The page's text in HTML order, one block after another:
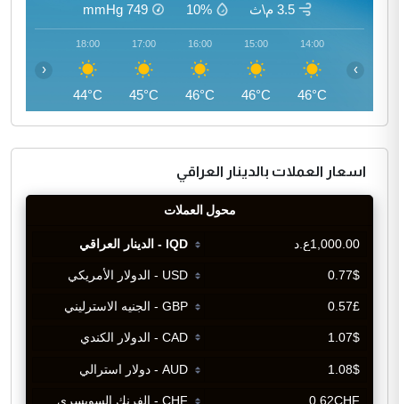
3.5 م\ث 10%
749
mmHg
14:00
46°C
15:00
46°C
16:00
46°C
17:00
45°C
18:00
44°C
‹ ›
اسعار العملات بالدينار العراقي